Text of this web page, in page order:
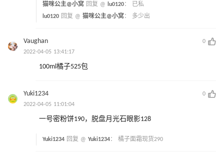
猫咪公主@小窝 回复 @ lu0120：
已私
lu0120 回复 @ 猫咪公主@小窝 ： 多少出
Vaughan
0
2022-04-05 13:41:17
100ml橘子525包
Yuki1234
0
2022-04-05 11:01:04
一号密粉饼190，脱盘月光石眼影128
Yuki1234 回复 @ Yuki1234： 橘子面霜现货290